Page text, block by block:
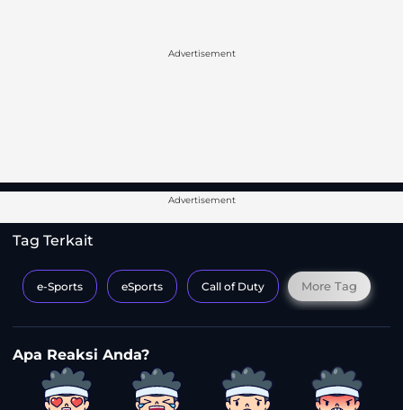
Advertisement
Advertisement
Tag Terkait
e-Sports eSports Call of Duty More Tag